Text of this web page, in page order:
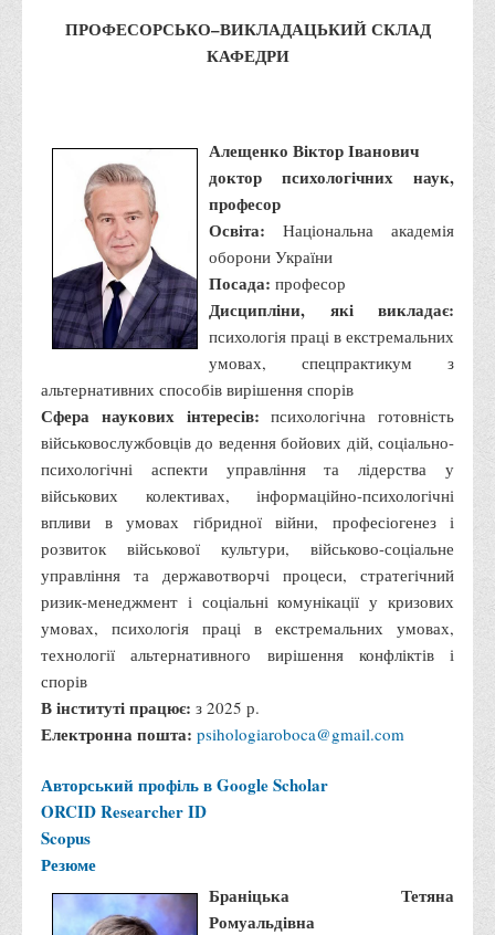
Факультети
Економіки, менеджменту та права
Кафедри
Маркетингу та реклами
Товарознавства, експертизи та торговельного
підприємництва
Туризму та готельно-ресторанної справи
Фізичного виховання та спорту
Менеджменту та публічного управління
Інноваційної економіки та цифрових технологій
Психології
Права
Обліку та оподаткування
Іноземної філології та перекладу
Відділи
Реклами та зв'язків з громадськістю
Наукової роботи та міжнародної співпраці
Здобутки студентів
Міжнародна діяльність
Програми стажування (міжнародна практика)
ПРОФЕСОРСЬКО–ВИКЛАДАЦЬКИЙ СКЛАД
КАФЕДРИ
Алещенко Віктор Іванович
доктор психологічних наук,
професор
Освіта: Національна академія
оборони України
Посада: професор
Дисципліни, які викладає:
психологія праці в екстремальних
умовах, спецпрактикум з
альтернативних способів вирішення спорів
Сфера наукових інтересів:психологічна готовність
військовослужбовців до ведення бойових дій, соціально-
психологічні аспекти управління та лідерства у
військових колективах, інформаційно-психологічні
впливи в умовах гібридної війни, професіогенез і
розвиток військової культури, військово-соціальне
управління та державотворчі процеси, стратегічний
ризик-менеджмент і соціальні комунікації у кризових
умовах, психологія праці в екстремальних умовах,
технології альтернативного вирішення конфліктів і
спорів
В інституті працює: з 2025 р.
Електронна пошта: psihologiaroboca@gmail.com
Авторський профіль в Google Scholar
ORCIDResearcher ID
Scopus
Резюме
Браніцька Тетяна
Ромуальдівна